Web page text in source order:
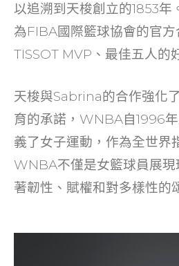
以追溯到天梭創立的1853
為FIBA國際籃球協會的官
TISSOT MVP、最佳五人的
天梭與Sabrina的合作強化
育的承諾，WNBA自1996
義了女子運動，作為全世界
WNBA不僅是女籃球員展
著韌性、賦權和對多樣性的